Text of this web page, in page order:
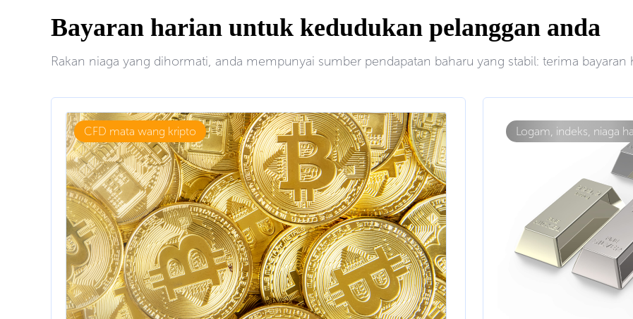
Bayaran harian untuk kedudukan pelanggan anda
Rakan niaga yang dihormati, anda mempunyai sumber pendapatan baharu yang stabil: terima
CFD mata wang kripto Logam, indeks, niaga